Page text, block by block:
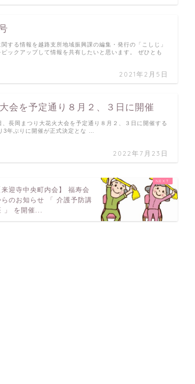
2021年2月5日
する情報を越路支所地域振興課の編集・発行の「こしじ」
ックアップして情報を共有したいと思います。 ぜひとも
会を予定通り８月２、３日に開催
2022年7月23日
長岡まつり大花火大会を予定通り８月２、３日に開催する
3年ぶりに開催が正式決定とな …
来迎寺中央町内会】 福寿会
らのお知らせ 「 介護予防講
」 を開催...